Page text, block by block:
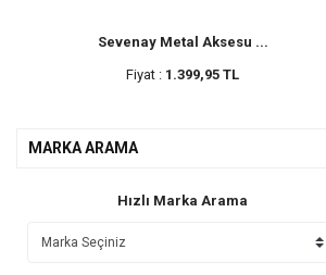
Sevenay Metal Aksesu ...
Fiyat : 1.399,95 TL
MARKA ARAMA
Hızlı Marka Arama